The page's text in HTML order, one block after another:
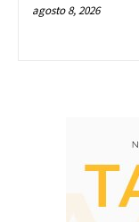
agosto 8, 2026